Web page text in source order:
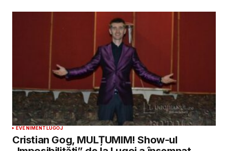
EVENIMENTLUGOJ
Cristian Gog, MULȚUMIM! Show-ul